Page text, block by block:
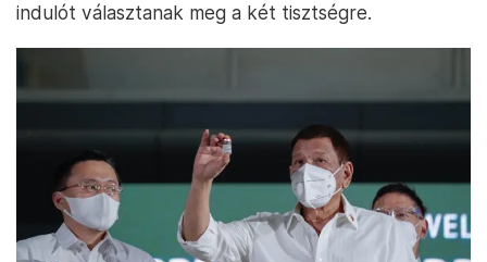
indulót választanak meg a két tisztségre.